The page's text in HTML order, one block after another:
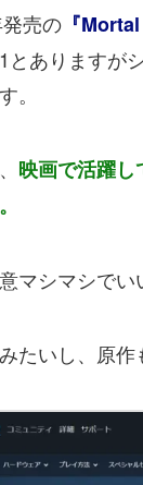
売の 『
とありますが
。
映画で活躍
マシマシでい
たいし、原作